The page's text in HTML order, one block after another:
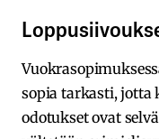
sopia tarkasti, jotta
odotukset ovat